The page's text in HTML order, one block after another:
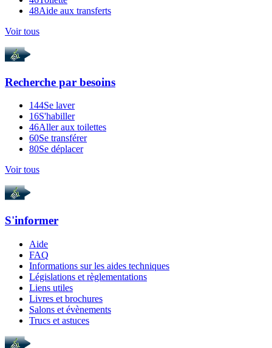
48Aide aux transferts
Voir tous
Recherche par besoins
144Se laver
16S'habiller
46Aller aux toilettes
60Se transférer
80Se déplacer
Voir tous
S'informer
Aide
FAQ
Informations sur les aides techniques
Législations et règlementations
Liens utiles
Livres et brochures
Salons et évènements
Trucs et astuces